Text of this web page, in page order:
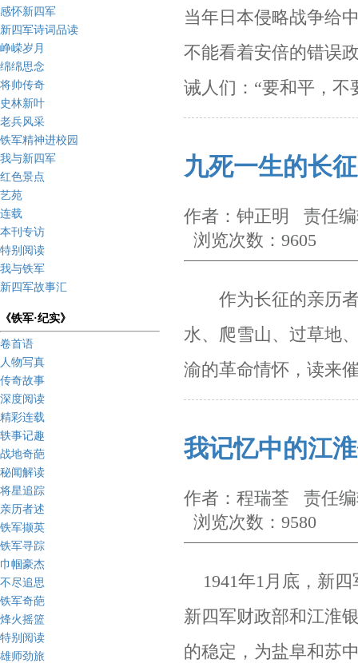
感怀新四军
新四军诗词品读
峥嵘岁月
绵绵思念
将帅传奇
史林新叶
老兵风采
铁军精神进校园
我与新四军
红色景点
艺苑
连载
本刊专访
特别阅读
我与铁军
新四军故事汇
《铁军·纪实》
卷首语
人物写真
传奇故事
深度阅读
精彩连载
轶事记趣
战地奇葩
秘闻解读
将星追踪
亲历者述
铁军撷英
铁军寻踪
巾帼豪杰
不尽追思
铁军奇葩
烽火摇篮
特别阅读
雄师劲旅
当年日本侵略战争给
不能看着安倍的错误
诫人们：“要和平，不
九死一生的长
作者：钟正明 责任
浏览次数：9605
作为长征的亲历
水、爬雪山、过草地
渝的革命情怀，读来
我记忆中的江
作者：程瑞荃 责任
浏览次数：9580
1941年1月底，新四
新四军财政部和江淮
的稳定， 为盐阜和苏